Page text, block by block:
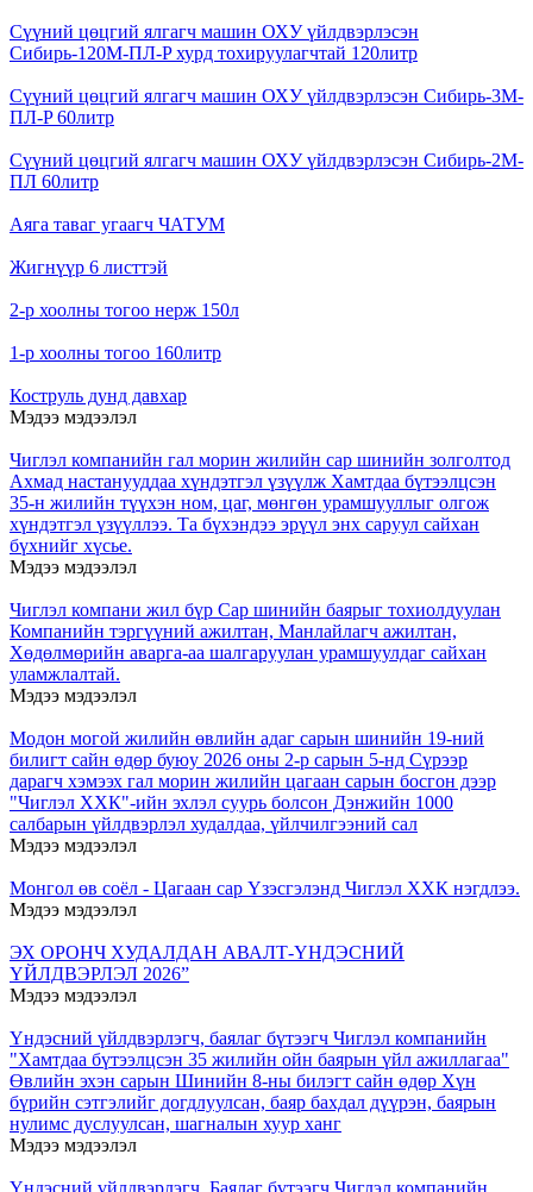
Сүүний цөцгий ялгагч машин ОХУ үйлдвэрлэсэн
Сибирь-120М-ПЛ-P хурд тохируулагчтай 120литр
Сүүний цөцгий ялгагч машин ОХУ үйлдвэрлэсэн Сибирь-3М-
ПЛ-P 60литр
Сүүний цөцгий ялгагч машин ОХУ үйлдвэрлэсэн Сибирь-2М-
ПЛ 60литр
Аяга таваг угаагч ЧАТУМ
Жигнүүр 6 листтэй
2-р хоолны тогоо нерж 150л
1-р хоолны тогоо 160литр
Коструль дунд давхар
Мэдээ мэдээлэл
Чиглэл компанийн гал морин жилийн сар шинийн золголтод
Ахмад настанууддаа хүндэтгэл үзүүлж Хамтдаа бүтээлцсэн
35-н жилийн түүхэн ном, цаг, мөнгөн урамшууллыг олгож
хүндэтгэл үзүүллээ. Та бүхэндээ эрүүл энх саруул сайхан
бүхнийг хүсье.
Мэдээ мэдээлэл
Чиглэл компани жил бүр Сар шинийн баярыг тохиолдуулан
Компанийн тэргүүний ажилтан, Манлайлагч ажилтан,
Хөдөлмөрийн аварга-аа шалгаруулан урамшуулдаг сайхан
уламжлалтай.
Мэдээ мэдээлэл
Модон могой жилийн өвлийн адаг сарын шинийн 19-ний
билигт сайн өдөр буюу 2026 оны 2-р сарын 5-нд Сүрээр
дарагч хэмээх гал морин жилийн цагаан сарын босгон дээр
"Чиглэл ХХК"-ийн эхлэл суурь болсон Дэнжийн 1000
салбарын үйлдвэрлэл худалдаа, үйлчилгээний сал
Мэдээ мэдээлэл
Монгол өв соёл - Цагаан сар Үзэсгэлэнд Чиглэл ХХК нэгдлээ.
Мэдээ мэдээлэл
ЭХ ОРОНЧ ХУДАЛДАН АВАЛТ-ҮНДЭСНИЙ
ҮЙЛДВЭРЛЭЛ 2026”
Мэдээ мэдээлэл
Үндэсний үйлдвэрлэгч, баялаг бүтээгч Чиглэл компанийн
"Хамтдаа бүтээлцсэн 35 жилийн ойн баярын үйл ажиллагаа"
Өвлийн эхэн сарын Шинийн 8-ны билэгт сайн өдөр Хүн
бүрийн сэтгэлийг догдлуулсан, баяр бахдал дүүрэн, баярын
нулимс дуслуулсан, шагналын хуур ханг
Мэдээ мэдээлэл
Үндэсний үйлдвэрлэгч, Баялаг бүтээгч Чиглэл компанийн